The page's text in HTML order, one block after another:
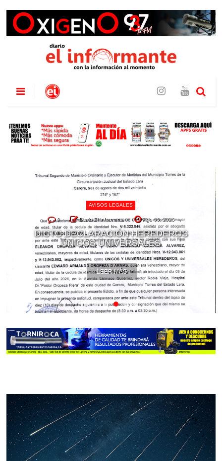
AVISOS LEGALES
0 Diario El Informante Ago 06, 2026
DICTO DECLARACIÓN HEREDEROS
ÚNICOS UNIVERSALES
LEER MÁS